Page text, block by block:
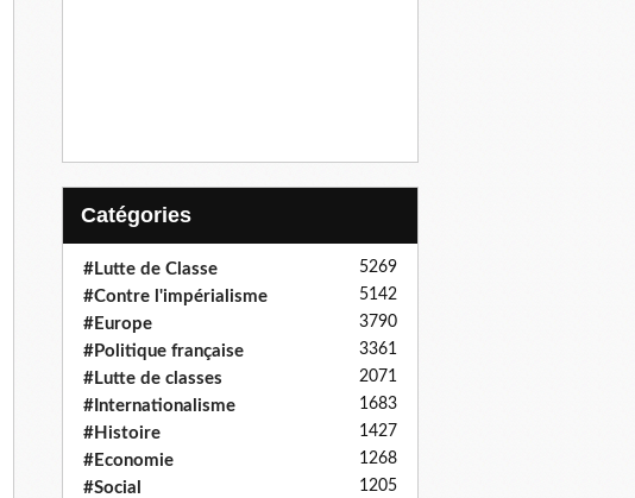
Catégories
#Lutte de Classe 5269
#Contre l'impérialisme 5142
#Europe 3790
#Politique française 3361
#Lutte de classes 2071
#Internationalisme 1683
#Histoire 1427
#Economie 1268
#Social 1205